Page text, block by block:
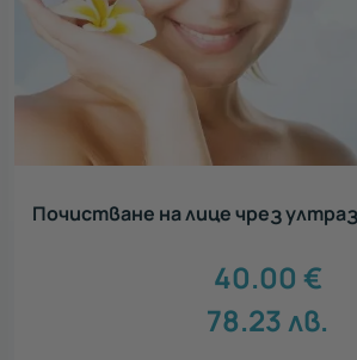
Почистване на лице чрез
40.00 €
78.23лв.